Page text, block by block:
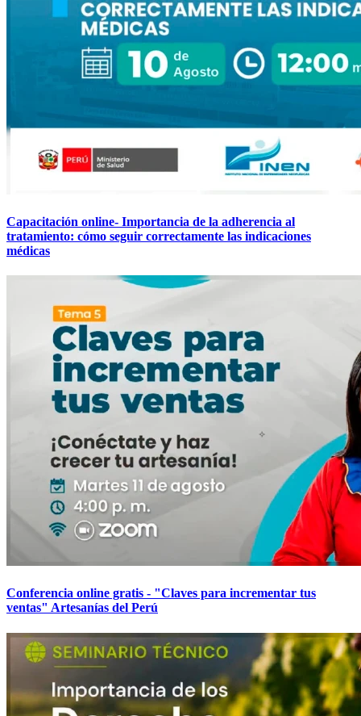
Capacitación online- Importancia de la adherencia al
tratamiento: cómo seguir correctamente las indicaciones
médicas
Conferencia online gratis - "Claves para incrementar tus
ventas" Artesanías del Perú